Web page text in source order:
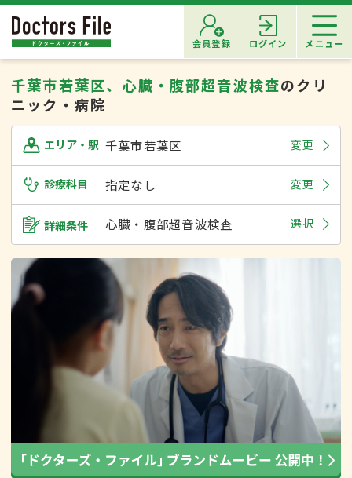
会員登録 ログイン メニュー
千葉市若葉区、心臓・腹部超音波検査のクリ
ニック・病院
エリア・駅 千葉市若葉区 変更
診療科目 指定なし 変更
詳細条件 心臓・腹部超音波検査 選択